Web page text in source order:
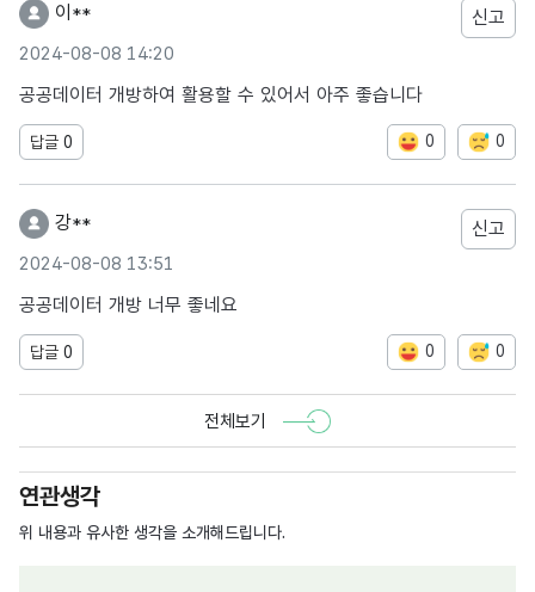
이**
2024-08-08 14:20
신고
공공데이터 개방하여 활용할 수 있어서 아주 좋습니다
답글 0 0 0
강**
2024-08-08 13:51
신고
공공데이터 개방 너무 좋네요
답글 0 0 0
전체보기
연관생각
위 내용과 유사한 생각을 소개해드립니다.